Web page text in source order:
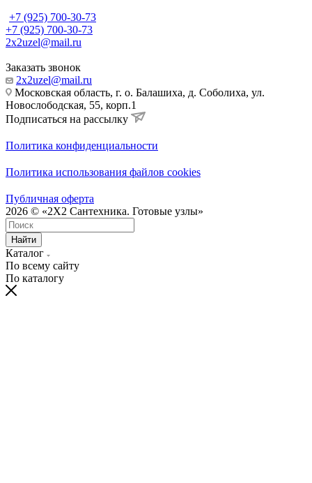
+7 (925) 700-30-73
+7 (925) 700-30-73
2x2uzel@mail.ru
Заказать звонок
2x2uzel@mail.ru
Московская область, г. о. Балашиха, д. Соболиха, ул.
Новослободская, 55, корп.1
Подписаться на рассылку
Политика конфиденциальности
Политика использования файлов cookies
Публичная оферта
2026 © «2X2 Сантехника. Готовые узлы»
Найти
Каталог
По всему сайту
По каталогу